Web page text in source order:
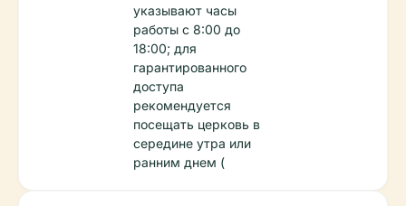
указывают часы
работы с 8:00 до
18:00; для
гарантированного
доступа
рекомендуется
посещать церковь в
середине утра или
ранним днем (